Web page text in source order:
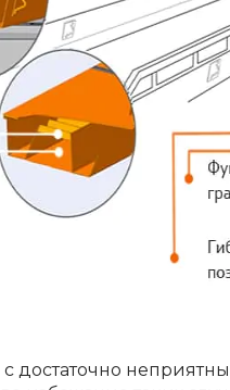
достаточно